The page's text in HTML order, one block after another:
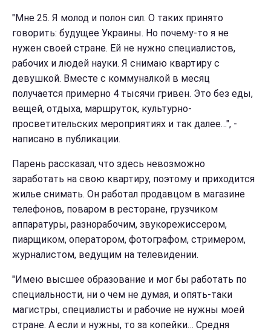
"Мне 25. Я молод и полон сил. О таких принято
говорить: будущее Украины. Но почему-то я не
нужен своей стране. Ей не нужно специалистов,
рабочих и людей науки. Я снимаю квартиру с
девушкой. Вместе с коммуналкой в месяц
получается примерно 4 тысячи гривен. Это без еды,
вещей, отдыха, маршруток, культурно-
просветительских мероприятиях и так далее…", -
написано в публикации.
Парень рассказал, что здесь невозможно
заработать на свою квартиру, поэтому и приходится
жилье снимать. Он работал продавцом в магазине
телефонов, поваром в ресторане, грузчиком
аппаратуры, разнорабочим, звукорежиссером,
пиарщиком, оператором, фотографом, стримером,
журналистом, ведущим на телевидении.
"Имею высшее образование и мог бы работать по
специальности, ни о чем не думая, и опять-таки
магистры, специалисты и рабочие не нужны моей
стране. А если и нужны, то за копейки… Средня